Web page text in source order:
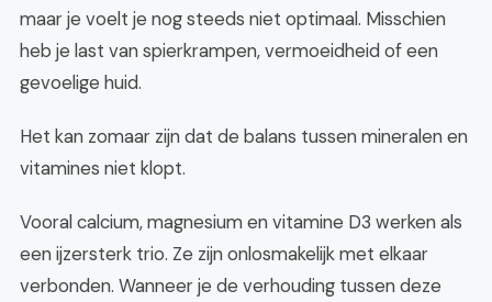
maar je voelt je nog steeds niet optimaal. Misschien
heb je last van spierkrampen, vermoeidheid of een
gevoelige huid.
Het kan zomaar zijn dat de balans tussen mineralen en
vitamines niet klopt.
Vooral calcium, magnesium en vitamine D3 werken als
een ijzersterk trio. Ze zijn onlosmakelijk met elkaar
verbonden. Wanneer je de verhouding tussen deze